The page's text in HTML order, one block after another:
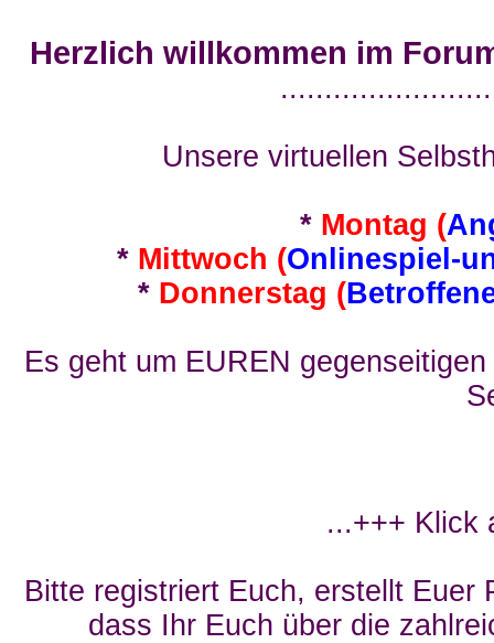
Herzlich willkommen im
Unsere virtuellen
* Montag (
* Mittwoch (Onlinespiel-
* Donnerstag (
Es geht um EUREN
...+++ Klick
Bitte registriert Euch, erstellt Euer
dass Ihr Euch über die